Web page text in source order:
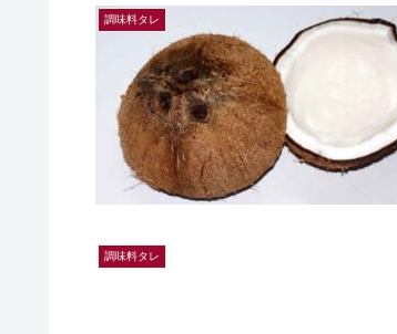
調味料タレ
調味料タレ